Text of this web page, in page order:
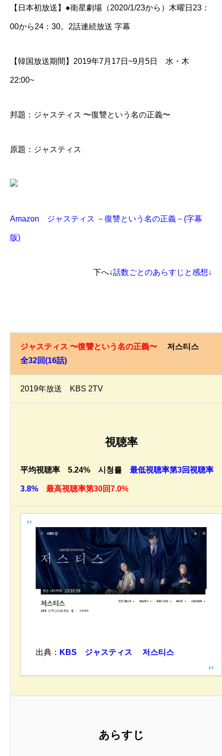
【日本初放送】●衛星劇場（2020/1/23から）木曜日23：
00から24：30。2話連続放送 字幕
【韓国放送期間】2019年7月17日~9月5日 水・木
22:00~
邦題：ジャスティス 〜復讐という名の正義〜
原題：ジャスティス
Amazon ジャスティス －復讐という名の正義－(字幕
版)
下へ↓話数ごとのあらすじと感想↓
ジャスティス 〜復讐という名の正義〜 저스티스
全32回(16話)
2019年放送 KBS 2TV
視聴率
平均視聴率 5.24% 시청률 最低視聴率第3回視聴率
3.8% 最高視聴率第30回7.0%
出典： KBS ジャスティス 저스티스
あらすじ